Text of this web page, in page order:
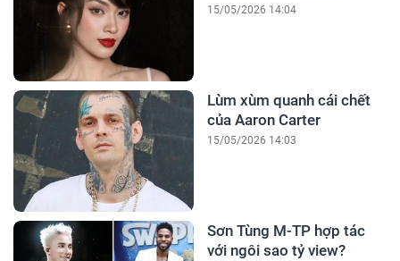
15/05/2026 14:04
Lùm xùm quanh cái chết
của Aaron Carter
15/05/2026 14:03
Sơn Tùng M-TP hợp tác
với ngôi sao tỷ view?